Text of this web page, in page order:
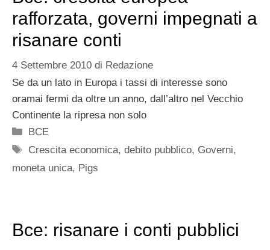
rafforzata, governi impegnati a
risanare conti
4 Settembre 2010 di Redazione
Se da un lato in Europa i tassi di interesse sono
oramai fermi da oltre un anno, dall’altro nel Vecchio
Continente la ripresa non solo
Categorie
BCE
Tag
Crescita economica,debito pubblico, Governi,
moneta unica, Pigs
Bce: risanare i conti pubblici